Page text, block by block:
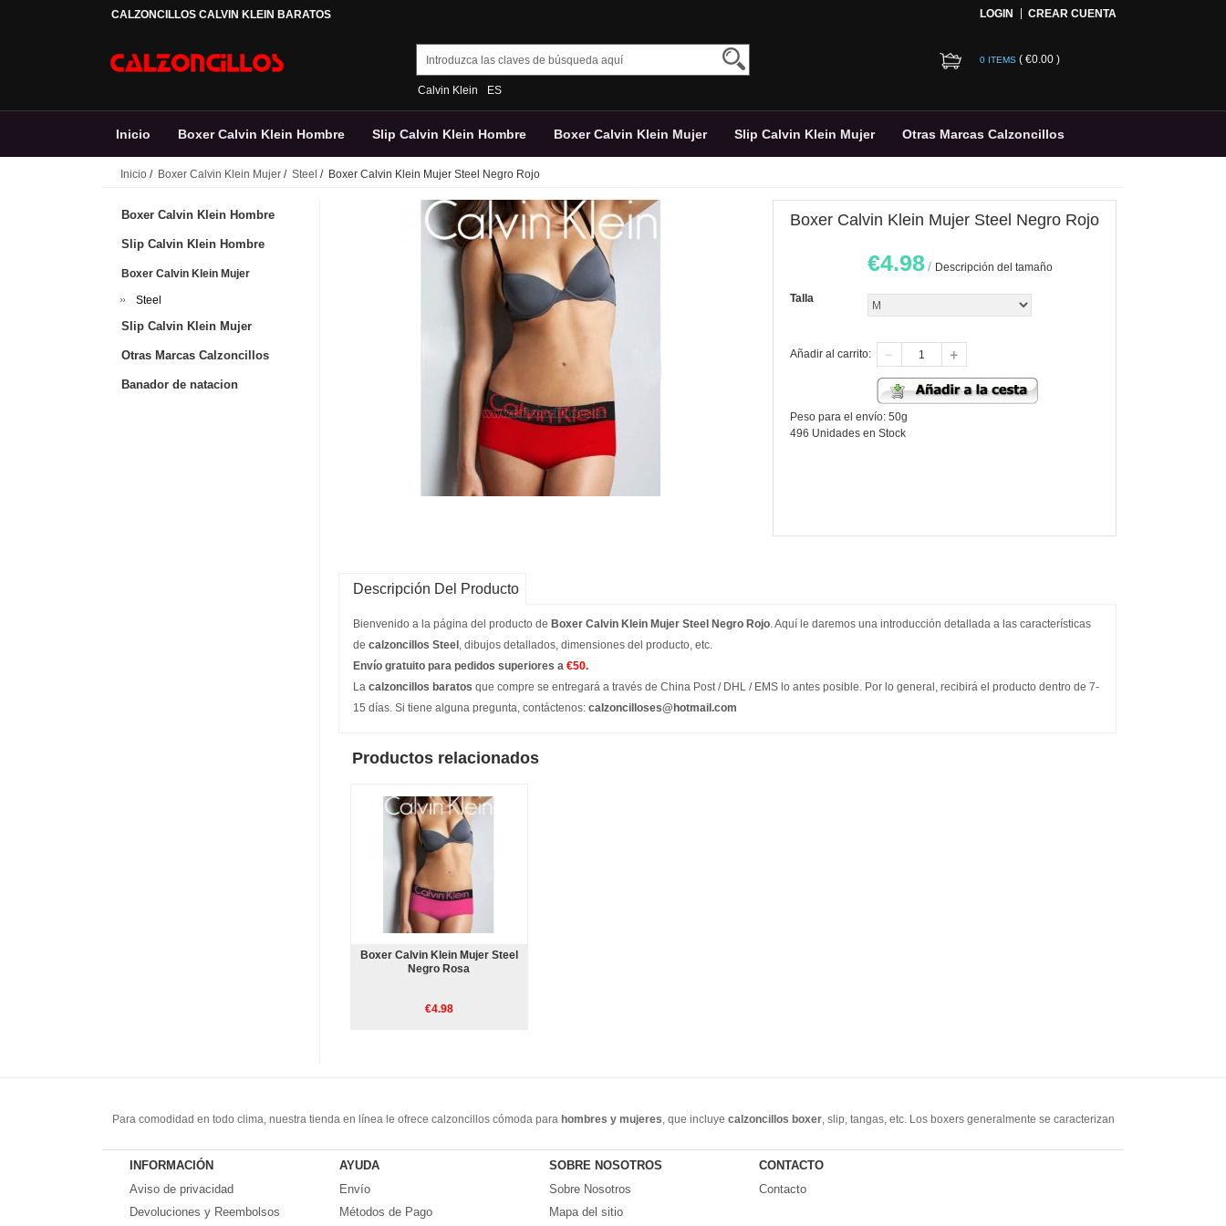
CALZONCILLOS CALVIN KLEIN BARATOS LOGIN CREAR CUENTA
Calvin Klein ES
0 ITEMS ( €0.00 )
Inicio Boxer Calvin Klein Hombre Slip Calvin Klein Hombre Boxer Calvin Klein Mujer Slip Calvin Klein Mujer Otras Marcas Calzoncillos
Banador de natacion
Inicio / Boxer Calvin Klein Mujer / Steel / Boxer Calvin Klein Mujer Steel Negro Rojo
Boxer Calvin Klein Hombre
Slip Calvin Klein Hombre
Boxer Calvin Klein Mujer
Steel
Slip Calvin Klein Mujer
Otras Marcas Calzoncillos
Banador de natacion
Boxer Calvin Klein Mujer Steel Negro Rojo
€4.98 / Descripción del tamaño
Talla
Añadir al carrito:
Peso para el envío: 50g
496 Unidades en Stock
Descripción Del Producto
Bienvenido a la página del producto de Boxer Calvin Klein Mujer Steel Negro Rojo. Aquí le daremos una introducción detallada a las características
de calzoncillos Steel , dibujos detallados, dimensiones del producto, etc.
Envío gratuito para pedidos superiores a €50.
La calzoncillos baratos que compre se entregará a través de China Post / DHL / EMS lo antes posible. Por lo general, recibirá el producto dentro de 7-
15 días. Si tiene alguna pregunta, contáctenos: calzoncilloses@hotmail.com
Productos relacionados
Boxer Calvin Klein Mujer Steel
Negro Rosa
€4.98
Para comodidad en todo clima, nuestra tienda en línea le ofrece calzoncillos cómoda para hombres y mujeres, que incluye calzoncillos boxer, slip, tangas, etc. Los boxers generalmente se caracterizan
Aussiebum,Armani,ES
... y muchas otras marcas. Transpirable, cómodo y económico. Bienvenido a comprar en línea!
INFORMACIÓN
Aviso de privacidad
Devoluciones y Reembolsos
AYUDA
Envío
Métodos de Pago
SOBRE NOSOTROS
Sobre Nosotros
Mapa del sitio
CONTACTO
Contacto